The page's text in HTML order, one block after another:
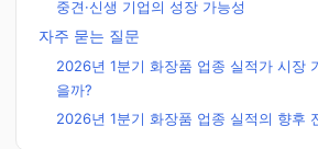
중견·신생 기업의 성장 가능성
자주 묻는 질문
2026년 1분기 화장품 업종 실적가 시장
을까?
2026년 1분기 화장품 업종 실적의 향후